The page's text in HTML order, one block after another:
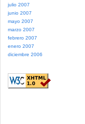
julio 2007
junio 2007
mayo 2007
marzo 2007
febrero 2007
enero 2007
diciembre 2006